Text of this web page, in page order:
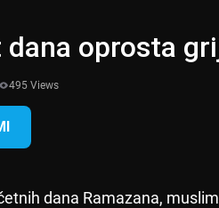
dana oprosta
495 Views
dana Ramazana,